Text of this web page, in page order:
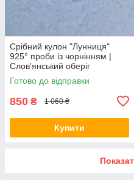
Срібний кулон "Лунниця"
925° проби із чорнінням |
Cлов'янський оберіг
Готово до відправки
850 ₴ 1 060 ₴
Купити